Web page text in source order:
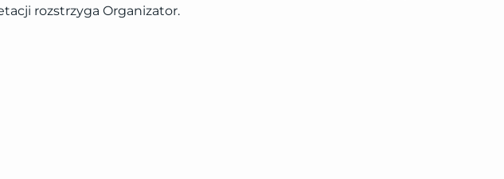
rozstrzyga Organizator.